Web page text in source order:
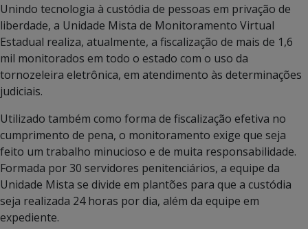
Unindo tecnologia à custódia de pessoas em privação de
liberdade, a Unidade Mista de Monitoramento Virtual
Estadual realiza, atualmente, a fiscalização de mais de 1,6
mil monitorados em todo o estado com o uso da
tornozeleira eletrônica, em atendimento às determinações
judiciais.
Utilizado também como forma de fiscalização efetiva no
cumprimento de pena, o monitoramento exige que seja
feito um trabalho minucioso e de muita responsabilidade.
Formada por 30 servidores penitenciários, a equipe da
Unidade Mista se divide em plantões para que a custódia
seja realizada 24 horas por dia, além da equipe em
expediente.